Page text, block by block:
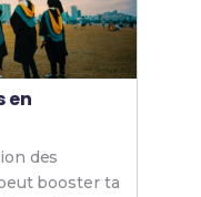
en
des
booster ta